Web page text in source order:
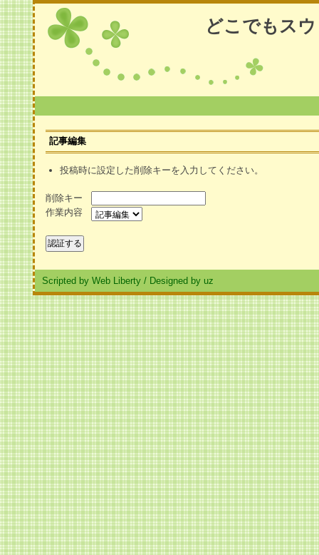
どこでもス
記事編集
投稿時に設定した削除キーを入力してください。
削除キー
作業内容
Scripted by Web Liberty / Designed by uz